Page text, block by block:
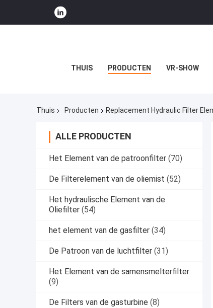
THUIS PRODUCTEN VR-SHOW
Thuis Producten Replacement Hydraulic Filter
ALLE PRODUCTEN
Het Element van de patroonfilter (70)
De Filterelement van de oliemist (52)
Het hydraulische Element van de
Oliefilter (54)
het element van de gasfilter (34)
De Patroon van de luchtfilter (31)
Het Element van de samensmelterfilter
(9)
De Filters van de gasturbine (8)